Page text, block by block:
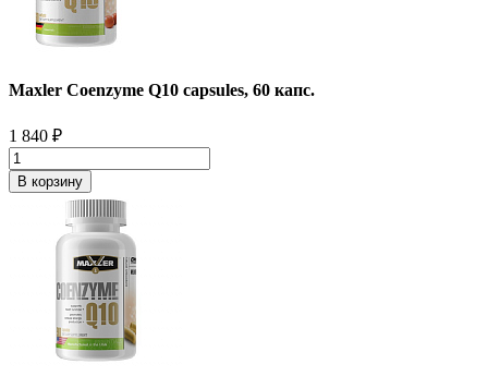
Maxler Coenzyme Q10 capsules, 60 капс.
1 840 ₽
В корзину